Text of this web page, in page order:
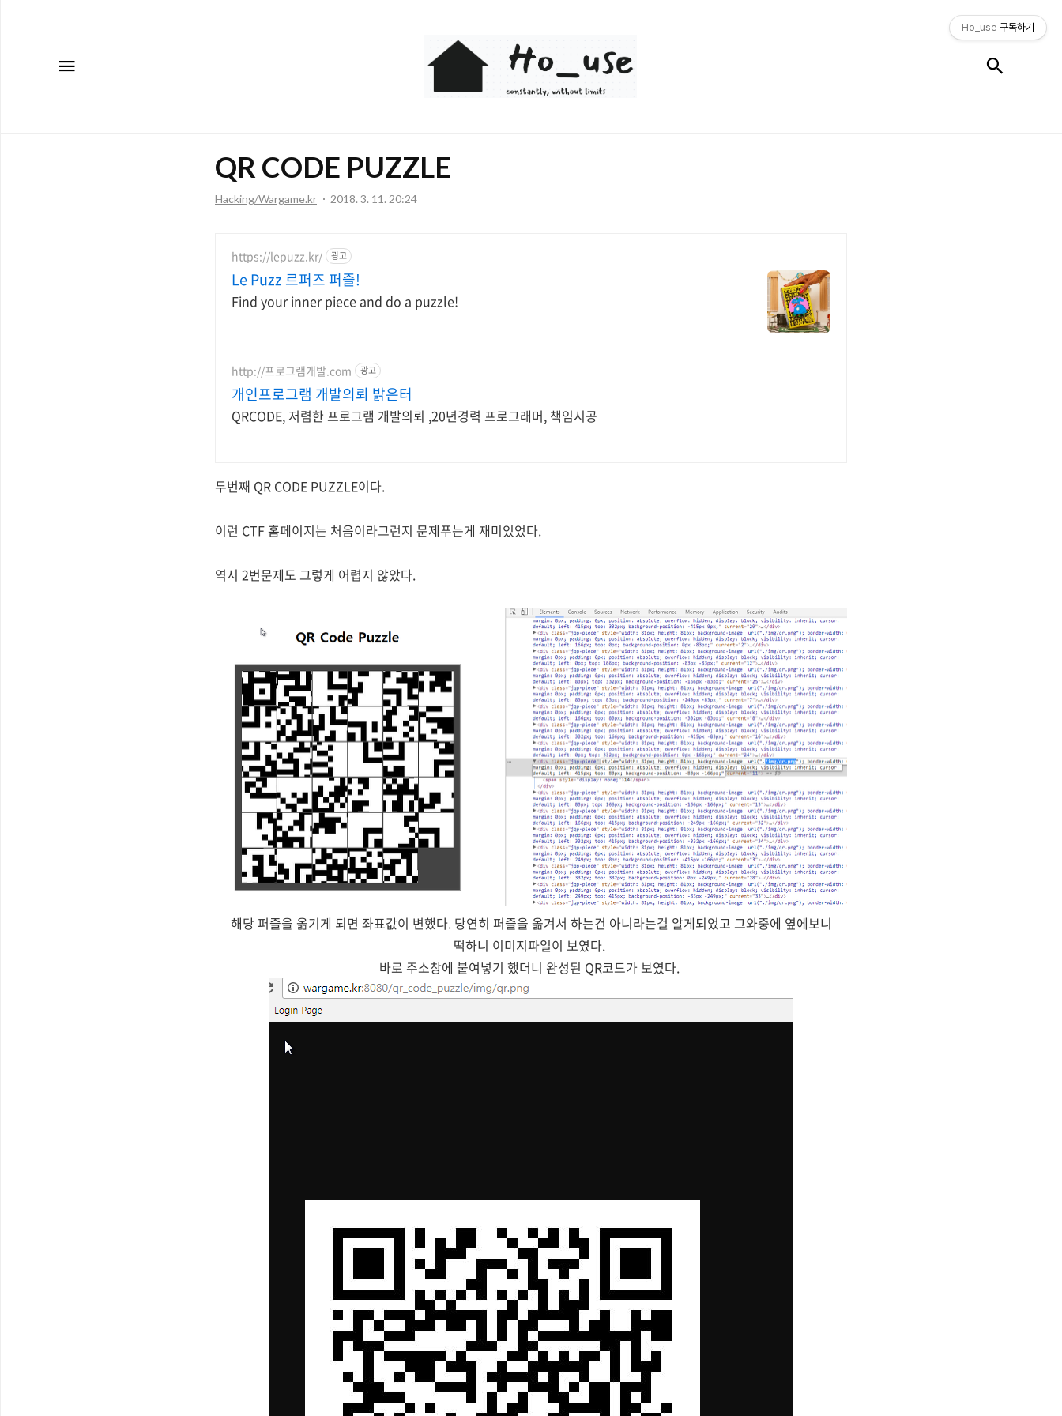
Ho_use
QR CODE PUZZLE
Hacking/Wargame.kr 2018. 3. 11. 20:24
https://lepuzz.kr/ 광고
Le Puzz 르퍼즈 퍼즐!
Find your inner piece and do a puzzle!
http://프로그램개발.com 광고
개인프로그램 개발의뢰 밝은터
QRCODE, 저렴한 프로그램 개발의뢰 ,20년경력 프로그래머, 책임시공
두번째 QR CODE PUZZLE이다.
이런 CTF 홈페이지는 처음이라그런지 문제푸는게 재미있었다.
역시 2번문제도 그렇게 어렵지 않았다.
해당 퍼즐을 옮기게 되면 좌표값이 변했다. 당연히 퍼즐을 옮겨서 하는건 아니라는걸 알게되었고 그와중에 옆에보니
떡하니 이미지파일이 보였다.
바로 주소창에 붙여넣기 했더니 완성된 QR코드가 보였다.
Ho_use 구독하기